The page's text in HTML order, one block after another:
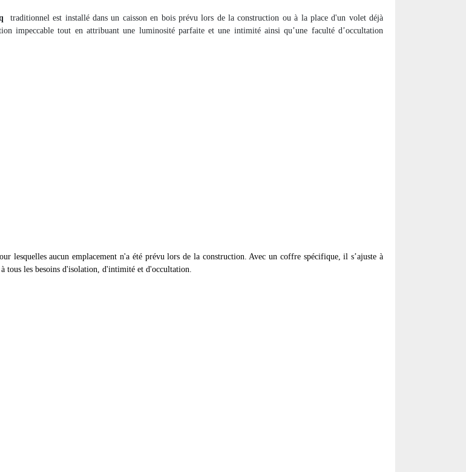
traditionnel est installé dans un caisson en bois prévu lors de la construction ou à la place d'un volet déjà
impeccable tout en attribuant une luminosité parfaite et une intimité ainsi qu’une faculté d’occultation
lesquelles aucun emplacement n'a été prévu lors de la construction. Avec un coffre spécifique, il s’ajuste à
tous les besoins d'isolation, d'intimité et d'occultation.